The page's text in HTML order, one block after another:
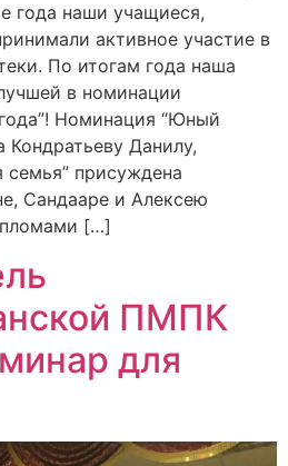
года наши учащиеся,
активное участие в
По итогам года наша
в номинации
Номинация “Юный
Кондратьеву Данилу,
присуждена
Сандааре и Алексею
[…]
ПМПК
для